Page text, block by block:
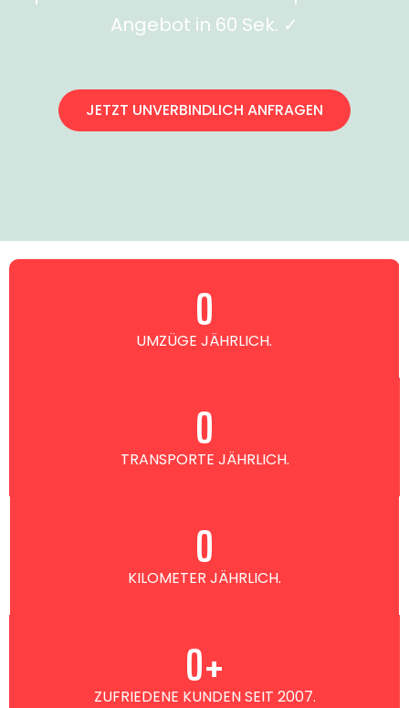
Angebot in 60 Sek. ✓
JETZT UNVERBINDLICH ANFRAGEN
UMZÜGE JÄHRLICH.
0
TRANSPORTE JÄHRLICH.
0
KILOMETER JÄHRLICH.
0
ZUFRIEDENE KUNDEN SEIT 2007.
0+